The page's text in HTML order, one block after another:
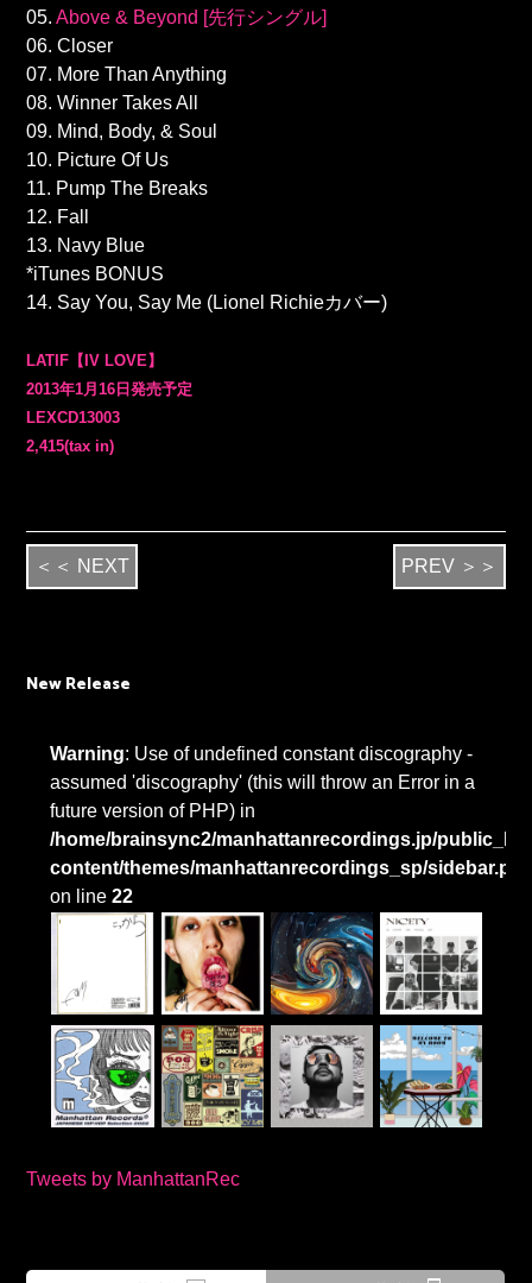
05.Above & Beyond [先行シングル]
06. Closer
07. More Than Anything
08. Winner Takes All
09. Mind, Body, & Soul
10. Picture Of Us
11. Pump The Breaks
12. Fall
13. Navy Blue
*iTunes BONUS
14. Say You, Say Me (Lionel Richieカバー)
LATIF 【IV LOVE】
2013年1月16日発売予定
LEXCD13003
2,415(tax in)
＜＜ NEXT PREV ＞＞
New Release
Warning: Use of undefined constant discography -
assumed 'discography' (this will throw an Error in a
future version of PHP) in
/home/brainsync2/manhattanrecordings.jp/
content/themes/manhattanrecordings_sp/
on line22
Tweets by ManhattanRec